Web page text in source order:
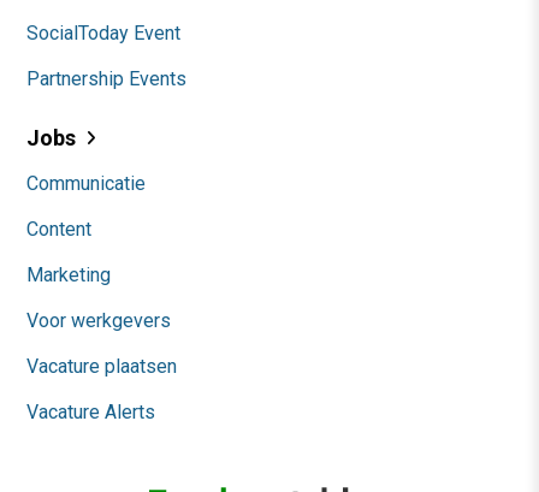
SocialToday Event
Partnership Events
Jobs
Communicatie
Content
Marketing
Voor werkgevers
Vacature plaatsen
Vacature Alerts